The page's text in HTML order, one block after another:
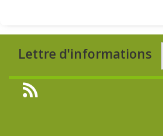
Lettre d'informations